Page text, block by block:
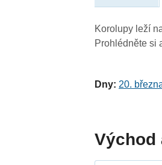
Korolupy leží
Prohlédněte si
Dny: 20.
Východ